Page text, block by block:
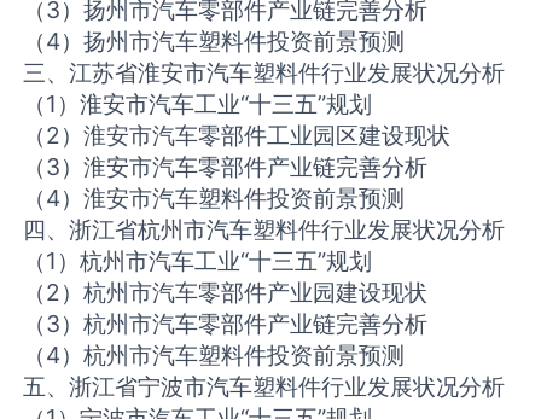
（3）扬州市汽车零部件产业链完善分析
（4）扬州市汽车塑料件投资前景预测
三、江苏省淮安市汽车塑料件行业发展状况分析
（1）淮安市汽车工业“十三五”规划
（2）淮安市汽车零部件工业园区建设现状
（3）淮安市汽车零部件产业链完善分析
（4）淮安市汽车塑料件投资前景预测
四、浙江省杭州市汽车塑料件行业发展状况分析
（1）杭州市汽车工业“十三五”规划
（2）杭州市汽车零部件产业园建设现状
（3）杭州市汽车零部件产业链完善分析
（4）杭州市汽车塑料件投资前景预测
五、浙江省宁波市汽车塑料件行业发展状况分析